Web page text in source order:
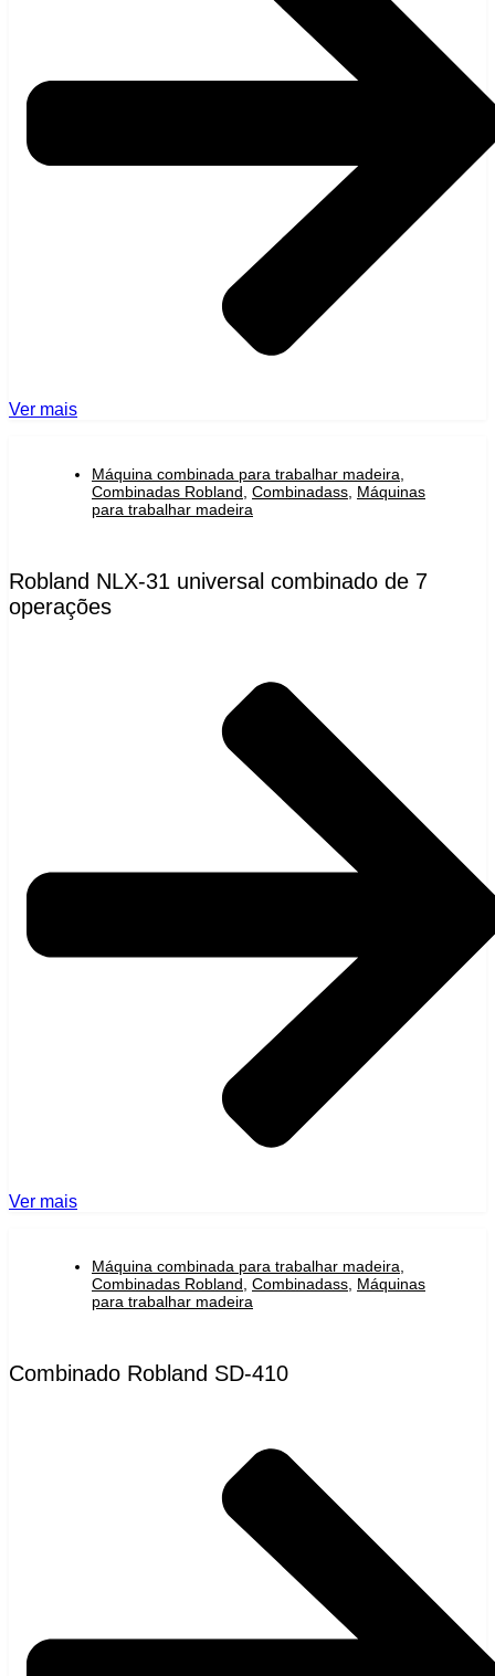
Ver mais
Máquina combinada para trabalhar madeira,
Combinadas Robland, Combinadass, Máquinas
para trabalhar madeira
Robland NLX-31 universal combinado de 7
operações
Ver mais
Máquina combinada para trabalhar madeira
Combinadas Robland Combinadass Máquinas
para trabalhar madeira
Combinado Robland SD-410